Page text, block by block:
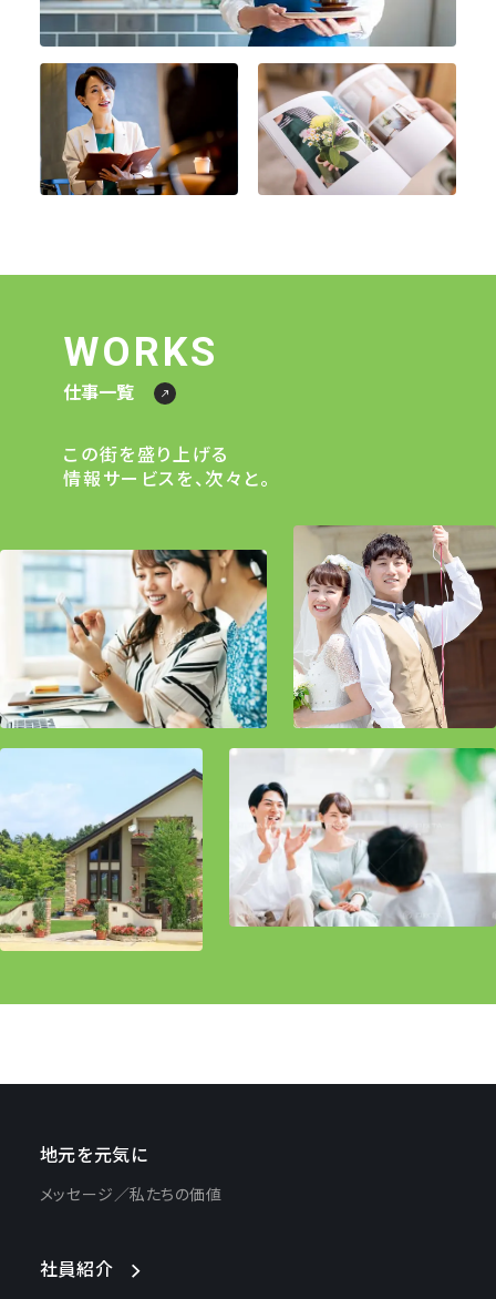
WORKS
仕事一覧
この街を盛り上げる
情報サービスを、次々と。
地元を元気に
メッセージ 私たちの価値
社員紹介